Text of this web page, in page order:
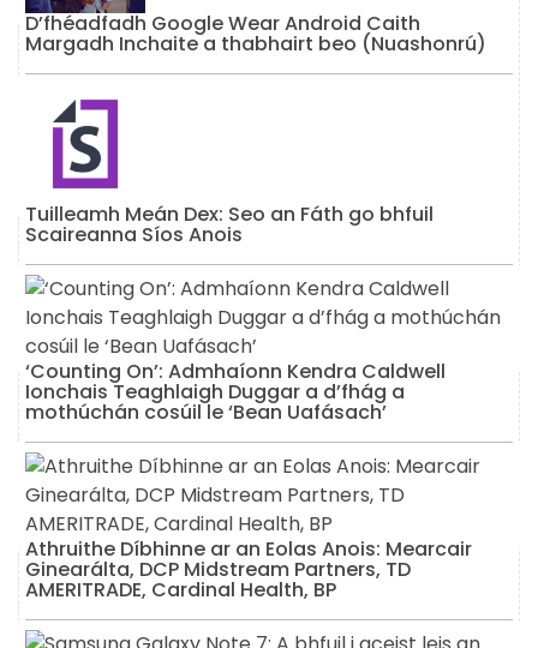
D’fhéadfadh Google Wear Android Caith
Margadh Inchaite a thabhairt beo (Nuashonrú)
Tuilleamh Meán Dex: Seo an Fáth go bhfuil
Scaireanna Síos Anois
‘Counting On’: Admhaíonn Kendra Caldwell
Ionchais Teaghlaigh Duggar a d’fhág a
mothúchán cosúil le ‘Bean Uafásach’
Athruithe Díbhinne ar an Eolas Anois: Mearcair
Ginearálta, DCP Midstream Partners, TD
AMERITRADE, Cardinal Health, BP